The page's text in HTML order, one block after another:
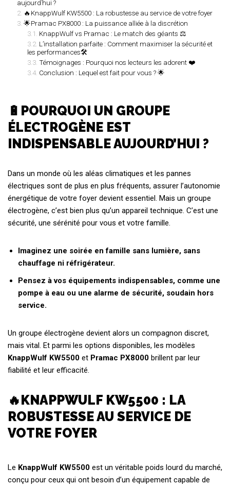
aujourd’hui ?
🔥KnappWulf KW5500 : La robustesse au service de votre foyer
🌟Pramac PX8000 : La puissance alliée à la discrétion
KnappWulf vs Pramac : Le match des géants ⚖️
L’installation parfaite : Comment maximiser la sécurité et
les performances🛠️
Témoignages : Pourquoi nos lecteurs les adorent ❤️
Conclusion : Lequel est fait pour vous ? 🌟
🔋POURQUOI UN GROUPE
ÉLECTROGÈNE EST
INDISPENSABLE AUJOURD’HUI ?
Dans un monde où les aléas climatiques et les pannes
électriques sont de plus en plus fréquents, assurer l’autonomie
énergétique de votre foyer devient essentiel. Mais un groupe
électrogène, c’est bien plus qu’un appareil technique. C’est une
sécurité, une sérénité pour vous et votre famille.
Imaginez une soirée en famille sans lumière, sans
chauffage ni réfrigérateur.
Pensez à vos équipements indispensables, comme une
pompe à eau ou une alarme de sécurité, soudain hors
service.
Un groupe électrogène devient alors un compagnon discret,
mais vital. Et parmi les options disponibles, les modèles
KnappWulf KW5500 et Pramac PX8000 brillent par leur
fiabilité et leur efficacité.
🔥KNAPPWULF KW5500 : LA
ROBUSTESSE AU SERVICE DE
VOTRE FOYER
Le KnappWulf KW5500 est un véritable poids lourd du marché,
conçu pour ceux qui ont besoin d’un équipement capable de